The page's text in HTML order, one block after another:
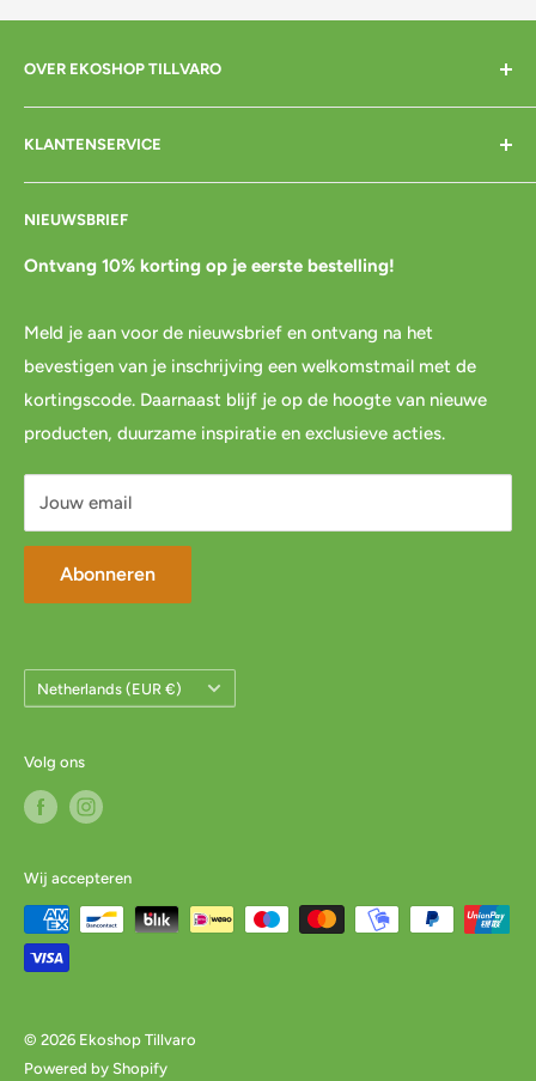
OVER EKOSHOP TILLVARO
Home
Over mij
Contact
Cadeaubon
Pre-order
Blog
Links
Privacybeleid
Servicevoorwaarden
KLANTENSERVICE
Bezorgen
Betalen
Bestellen
Spaar & verdien
Cadeau inpakservice
FAQ
Mijn account
NIEUWSBRIEF
Ontvang 10% korting op je eerste bestelling!
Meld je aan voor de nieuwsbrief en ontvang na het
bevestigen van je inschrijving een welkomstmail met de
kortingscode. Daarnaast blijf je op de hoogte van nieuwe
producten, duurzame inspiratie en exclusieve acties.
Jouw email
Abonneren
Land/Regio
Netherlands (EUR €)
Volg ons
Wij accepteren
© 2026 Ekoshop Tillvaro
Powered by Shopify